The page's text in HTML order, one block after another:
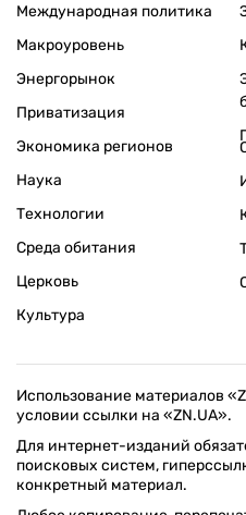
Международная политика
Макроуровень
Энергорынок
Приватизация
Экономика регионов
Наука
Технологии
Среда обитания
Церковь
Культура
Использование материалов
условии ссылки на «ZN.UA».
Для интернет-изданий
поисковых систем,
конкретный материал.